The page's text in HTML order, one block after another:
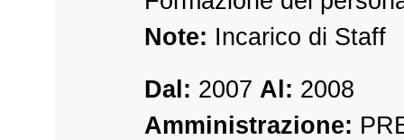
Note: Incarico di Staff
Dal: 2007 Al: 2008
Amministrazione: